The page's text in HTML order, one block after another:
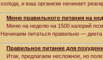
холода, и ваш организм начинает
Меню правильного питания
Меню на неделю на 1500 калорий
Начинаем питаться правильно —
Правильное питание для
Итак, предлагаем несложное, но